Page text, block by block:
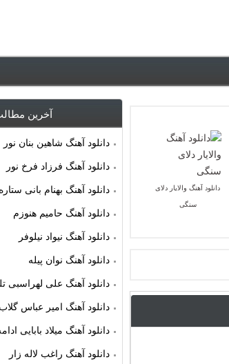
دانلود آهنگ والایار دلای
سنگی
آخرین
دانلود آهنگ شاهین بنان
دانلود آهنگ فرزاد فرخ نور
دانلود آهنگ بهنام بانی
دانلود آهنگ حامیم هنوزم
دانلود آهنگ نیواد نیلوفر
دانلود آهنگ نوان پیله
دانلود آهنگ علی لهراسبی
دانلود آهنگ امیر عباس
دانلود آهنگ میلاد بابایی
دانلود آهنگ راغب لاله زار